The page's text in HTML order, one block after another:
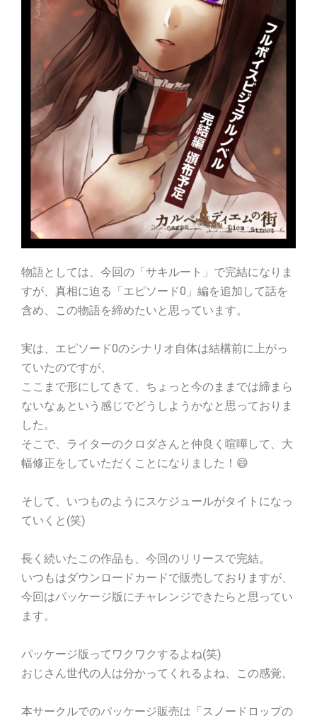
物語としては、今回の「サキルート」で完結になりま
すが、真相に迫る「エピソード0」編を追加して話を
含め、この物語を締めたいと思っています。
実は、エピソード0のシナリオ自体は結構前に上がっ
ていたのですが、
ここまで形にしてきて、ちょっと今のままでは締まら
ないなぁという感じでどうしようかなと思っておりま
した。
そこで、ライターのクロダさんと仲良く喧嘩して、大
幅修正をしていただくことになりました！😄
そして、いつものようにスケジュールがタイトになっ
ていくと(笑)
長く続いたこの作品も、今回のリリースで完結。
いつもはダウンロードカードで販売しておりますが、
今回はパッケージ版にチャレンジできたらと思ってい
ます。
パッケージ版ってワクワクするよね(笑)
おじさん世代の人は分かってくれるよね、この感覚。
本サークルでのパッケージ販売は「スノードロップの